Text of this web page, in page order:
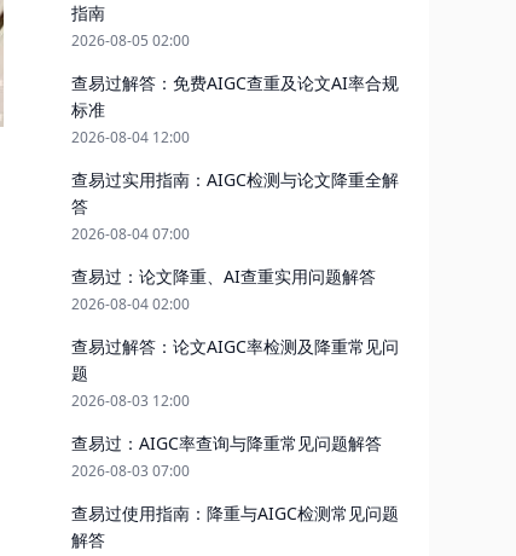
指南
2026-08-05 02:00
查易过解答：免费AIGC查重及论文AI率合规
标准
2026-08-04 12:00
查易过实用指南：AIGC检测与论文降重全解
答
2026-08-04 07:00
查易过：论文降重、AI查重实用问题解答
2026-08-04 02:00
查易过解答：论文AIGC率检测及降重常见问
题
2026-08-03 12:00
查易过：AIGC率查询与降重常见问题解答
2026-08-03 07:00
查易过使用指南：降重与AIGC检测常见问题
解答